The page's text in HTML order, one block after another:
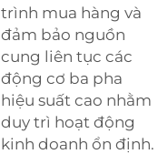
trình mua hàng và
đảm bảo nguồn
cung liên tục các
động cơ ba pha
hiệu suất cao nhằm
duy trì hoạt động
kinh doanh ổn định.